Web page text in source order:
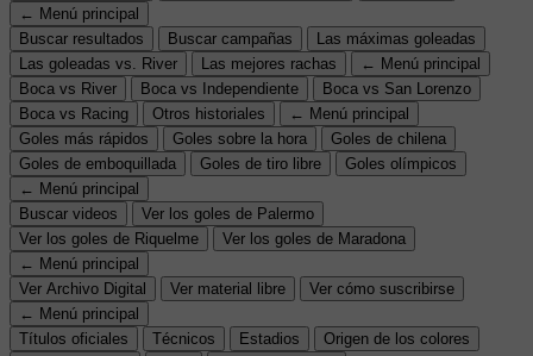
← Menú principal
Buscar resultados
Buscar campañas
Las máximas goleadas
Las goleadas vs. River
Las mejores rachas
← Menú principal
Boca vs River
Boca vs Independiente
Boca vs San Lorenzo
Boca vs Racing
Otros historiales
← Menú principal
Goles más rápidos
Goles sobre la hora
Goles de chilena
Goles de emboquillada
Goles de tiro libre
Goles olímpicos
← Menú principal
Buscar videos
Ver los goles de Palermo
Ver los goles de Riquelme
Ver los goles de Maradona
← Menú principal
Ver Archivo Digital
Ver material libre
Ver cómo suscribirse
← Menú principal
Títulos oficiales
Técnicos Estadios
Origen de los colores